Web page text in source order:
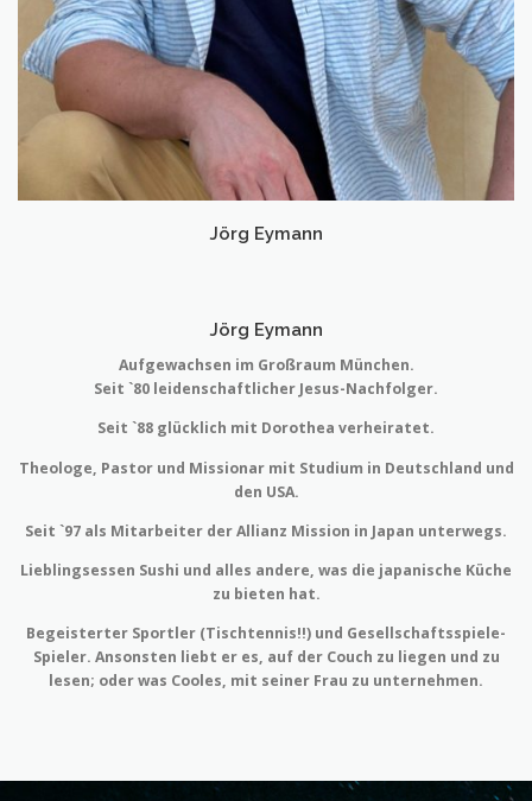
Jörg Eymann
Jörg Eymann
Aufgewachsen im Großraum München.
Seit `80 leidenschaftlicher Jesus-Nachfolger.
Seit `88 glücklich mit Dorothea verheiratet.
Theologe, Pastor und Missionar mit Studium in Deutschland und
den USA.
Seit `97 als Mitarbeiter der Allianz Mission in Japan unterwegs.
Lieblingsessen Sushi und alles andere, was die japanische Küche
zu bieten hat.
Begeisterter Sportler (Tischtennis!!) und Gesellschaftsspiele-
Spieler. Ansonsten liebt er es, auf der Couch zu liegen und zu
lesen; oder was Cooles, mit seiner Frau zu unternehmen.